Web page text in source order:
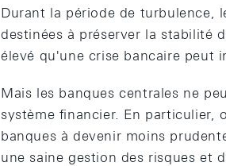
Durant la période de turbulence,
destinées à préserver la stabilité
élevé qu'une crise bancaire peut
Mais les banques centrales ne
système financier. En particulier,
banques à devenir moins
une saine gestion des risques et